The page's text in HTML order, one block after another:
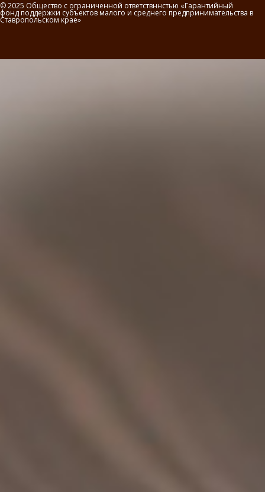
© 2025 Общество с ограниченной ответствннстью «Гарантийный
фонд поддержки субъектов малого и среднего предпринимательства в
Ставропольском крае»